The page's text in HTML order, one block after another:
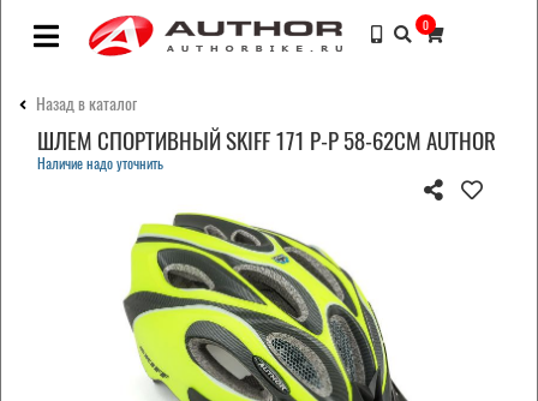
0
Назад в каталог
ШЛЕМ СПОРТИВНЫЙ SKIFF 171 Р-Р 58-62СМ AUTHOR
Наличие надо уточнить